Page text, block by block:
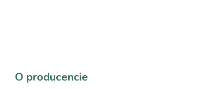
O producencie